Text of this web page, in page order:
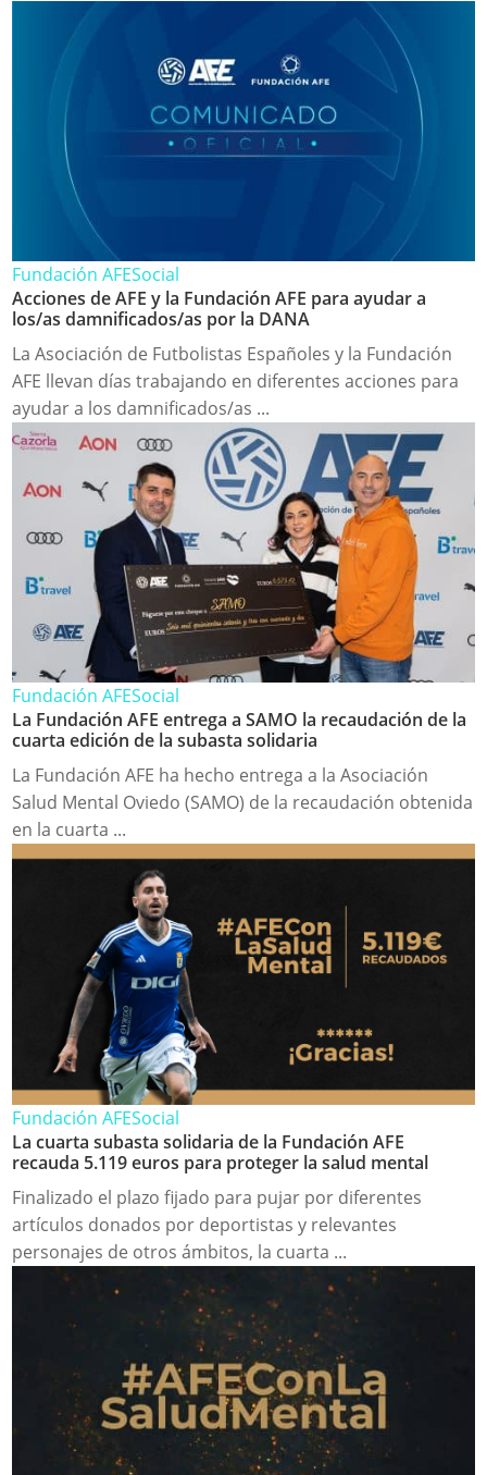
Fundación AFESocial
Acciones de AFE y la Fundación AFE para ayudar a
los/as damnificados/as por la DANA
La Asociación de Futbolistas Españoles y la Fundación
AFE llevan días trabajando en diferentes acciones para
ayudar a los damnificados/as ...
Fundación AFESocial
La Fundación AFE entrega a SAMO la recaudación de la
cuarta edición de la subasta solidaria
La Fundación AFE ha hecho entrega a la Asociación
Salud Mental Oviedo (SAMO) de la recaudación obtenida
en la cuarta ...
Fundación AFESocial
La cuarta subasta solidaria de la Fundación AFE
recauda 5.119 euros para proteger la salud mental
Finalizado el plazo fijado para pujar por diferentes
artículos donados por deportistas y relevantes
personajes de otros ámbitos, la cuarta ...